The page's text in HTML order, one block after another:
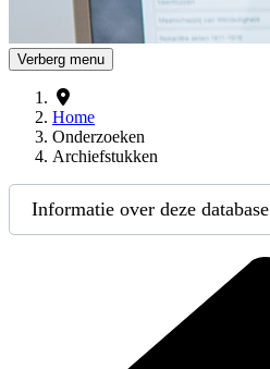
Verberg menu
Home
Onderzoeken
Archiefstukken
Informatie over deze database